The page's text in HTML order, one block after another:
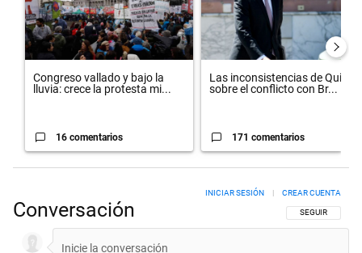
Congreso vallado y bajo la
lluvia: crece la protesta mi...
16 comentarios
Las inconsistencias de Quirno
sobre el conflicto con Br...
171 comentarios
Conversación SIGA ESTA
SEGUIR
INICIAR SESIÓN | CREAR CUENTA